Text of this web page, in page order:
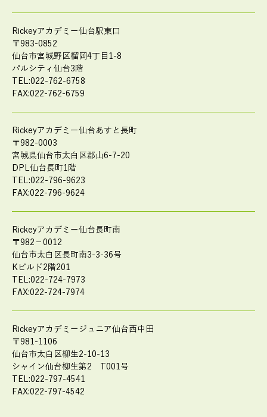
Rickeyアカデミー仙台駅東口
〒983-0852
仙台市宮城野区榴岡4丁目1-8
パルシティ仙台3階
TEL:022-762-6758
FAX:022-762-6759
Rickeyアカデミー仙台あすと長町
〒982-0003
宮城県仙台市太白区郡山6-7-20
DPL仙台長町1階
TEL:022-796-9623
FAX:022-796-9624
Rickeyアカデミー仙台長町南
〒982－0012
仙台市太白区長町南3-3-36号
Kビルド2階201
TEL:022-724-7973
FAX:022-724-7974
Rickeyアカデミージュニア仙台西中田
〒981-1106
仙台市太白区柳生2-10-13
シャイン仙台柳生第2 T001号
TEL:022-797-4541
FAX:022-797-4542